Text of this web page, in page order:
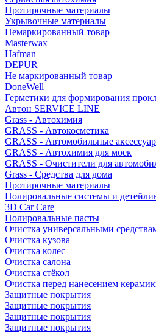
Протирочные материалы
Укрывочные материалы
Немаркированный товар
Masterwax
Hafman
DEPUR
Не маркированный товар
DoneWell
Герметики для формирования
Автон SERVICE LINE
Grass - Автохимия
GRASS - Автокосметика
GRASS - Автомобильные
GRASS - Автохимия для моек
GRASS - Очистители для
Grass - Средства для дома
Протирочные материалы
Полировальные системы и
3D Car Care
Полировальные пасты
Очистка универсальными
Очистка кузова
Очистка колес
Очистка салона
Очистка стёкол
Очистка перед нанесением
Защитные покрытия
Защитные покрытия
Защитные покрытия
Защитные покрытия